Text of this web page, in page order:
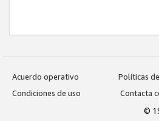
Acuerdo operativo
Políticas
Condiciones de uso
Contacta
©